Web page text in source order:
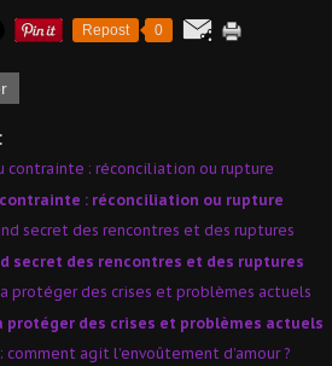
Repost 0
contrainte : réconciliation ou rupture
secret des rencontres et des ruptures
protéger des crises et problèmes actuels